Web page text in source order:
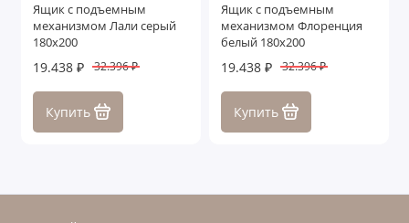
Ящик с подъемным
механизмом Лали серый
180х200
19.438 ₽ 32.396 ₽
Купить
Ящик с подъемным
механизмом Флоренция
белый 180х200
19.438 ₽ 32.396 ₽
Купить